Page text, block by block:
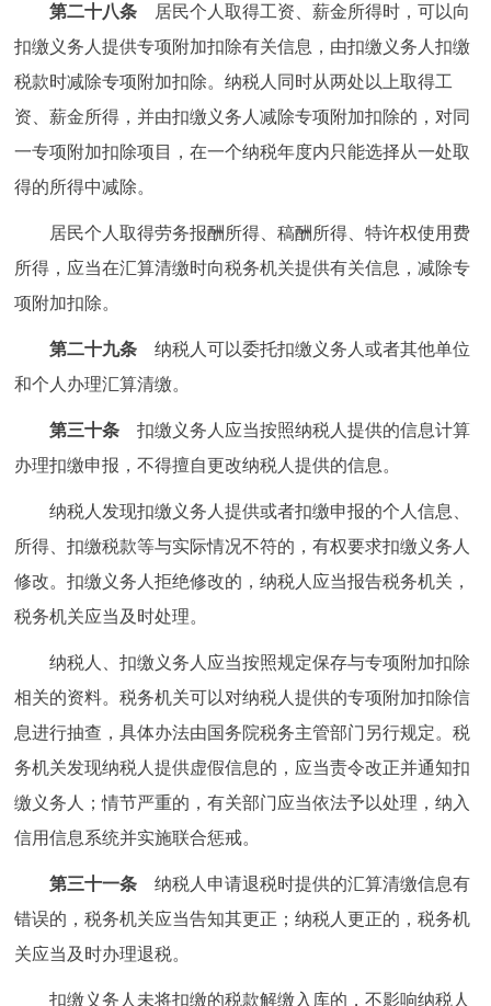
第二十八条 居民个人取得工资、薪金所得时，可以向
扣缴义务人提供专项附加扣除有关信息，由扣缴义务人扣缴
税款时减除专项附加扣除。纳税人同时从两处以上取得工
资、薪金所得，并由扣缴义务人减除专项附加扣除的，对同
一专项附加扣除项目，在一个纳税年度内只能选择从一处取
得的所得中减除。
居民个人取得劳务报酬所得、稿酬所得、特许权使用费
所得，应当在汇算清缴时向税务机关提供有关信息，减除专
项附加扣除。
第二十九条 纳税人可以委托扣缴义务人或者其他单位
和个人办理汇算清缴。
第三十条 扣缴义务人应当按照纳税人提供的信息计算
办理扣缴申报，不得擅自更改纳税人提供的信息。
纳税人发现扣缴义务人提供或者扣缴申报的个人信息、
所得、扣缴税款等与实际情况不符的，有权要求扣缴义务人
修改。扣缴义务人拒绝修改的，纳税人应当报告税务机关，
税务机关应当及时处理。
纳税人、扣缴义务人应当按照规定保存与专项附加扣除
相关的资料。税务机关可以对纳税人提供的专项附加扣除信
息进行抽查，具体办法由国务院税务主管部门另行规定。税
务机关发现纳税人提供虚假信息的，应当责令改正并通知扣
缴义务人；情节严重的，有关部门应当依法予以处理，纳入
信用信息系统并实施联合惩戒。
第三十一条 纳税人申请退税时提供的汇算清缴信息有
错误的，税务机关应当告知其更正；纳税人更正的，税务机
关应当及时办理退税。
扣缴义务人未将扣缴的税款解缴入库的，不影响纳税人